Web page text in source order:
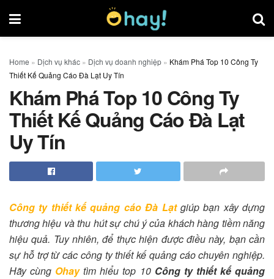
Home » Dịch vụ khác » Dịch vụ doanh nghiệp » Khám Phá Top 10 Công Ty
Thiết Kế Quảng Cáo Đà Lạt Uy Tín
Khám Phá Top 10 Công Ty
Thiết Kế Quảng Cáo Đà Lạt
Uy Tín
Công ty thiết kế quảng cáo Đà Lạt giúp bạn xây dựng
thương hiệu và thu hút sự chú ý của khách hàng tiềm năng
hiệu quả. Tuy nhiên, để thực hiện được điều này, bạn cần
sự hỗ trợ từ các công ty thiết kế quảng cáo chuyên nghiệp.
Hãy cùng Ohay tìm hiểu top 10 Công ty thiết kế quảng